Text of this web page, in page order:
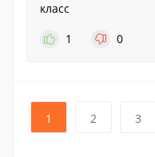
класс
1
0
1 2 3